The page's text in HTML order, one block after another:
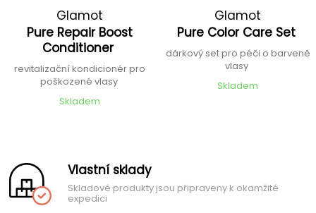
Glamot
Pure Repair Boost
Conditioner
revitalizační kondicionér pro
poškozené vlasy
Skladem
Glamot
Pure Color Care Set
dárkový set pro péči o barvené
vlasy
Skladem
Vlastní sklady
Skladové produkty jsou připraveny k okamžité
expedici